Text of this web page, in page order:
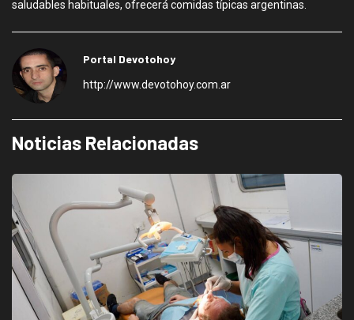
saludables habituales, ofrecerá comidas típicas argentinas.
Portal Devotohoy
http://www.devotohoy.com.ar
Noticias Relacionadas